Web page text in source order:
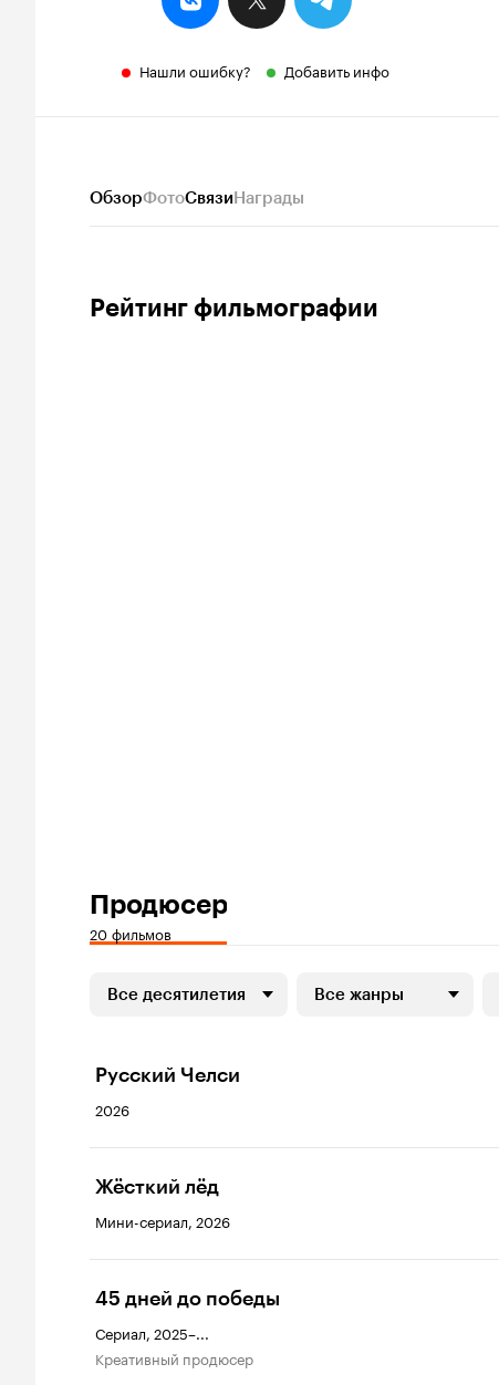
Нашли ошибку? Добавить инфо
ОбзорФотоСвязиНаграды
Рейтинг фильмографии
Продюсер
20 фильмов
Все десятилетия Все жанры
Русский Челси
2026
Жёсткий лёд
Мини-сериал, 2026
45 дней до победы
Сериал, 2025–...
креативный продюсер